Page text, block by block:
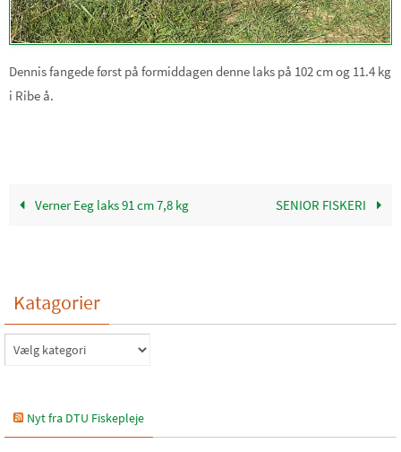
Dennis fangede først på formiddagen denne laks på 102 cm og 11.4 kg
i Ribe å.
Verner Eeg laks 91 cm 7,8 kg SENIOR FISKERI
Katagorier
Katagorier
Nyt fra DTU Fiskepleje